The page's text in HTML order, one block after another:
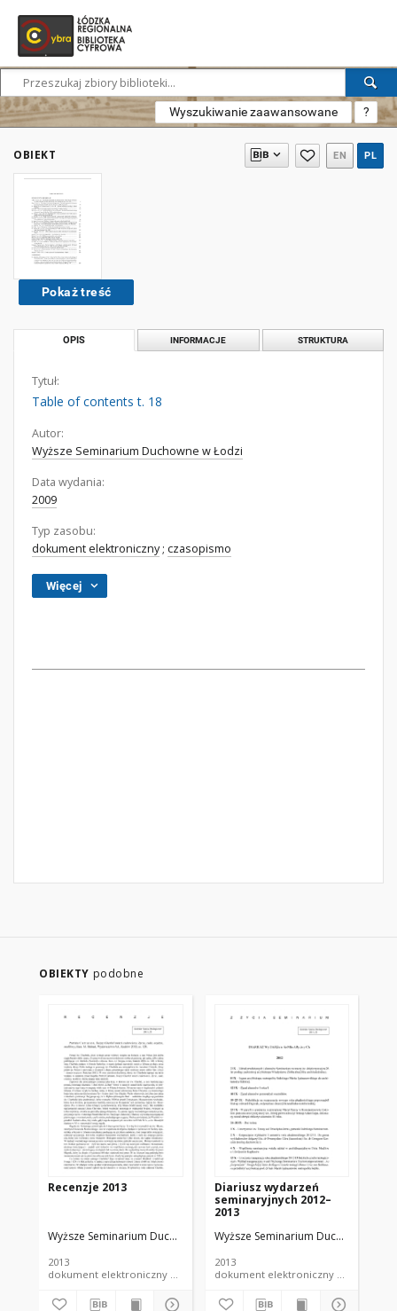
Wyszukiwanie zaawansowane ?
OBIEKT EN PL
Pokaż treść
OPIS INFORMACJE STRUKTURA
Tytuł:
Table of contents t. 18
Autor:
Wyższe Seminarium Duchowne w Łodzi
Data wydania:
2009
Typ zasobu:
dokument elektroniczny; czasopismo
Więcej
OBIEKTY podobne
Recenzje 2013
Wyższe Seminarium Duchowne w Łodzi
2013
dokument elektroniczny czasopismo
Diariusz wydarzeń
seminaryjnych 2012–
2013
Wyższe Seminarium Duchowne w
2013
dokument elektroniczny czasopismo